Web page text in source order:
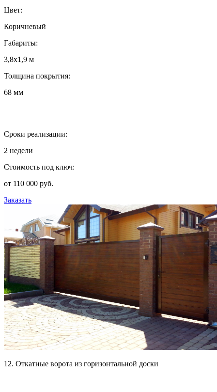
Цвет:
Коричневый
Габариты:
3,8х1,9 м
Толщина покрытия:
68 мм
Сроки реализации:
2 недели
Стоимость под ключ:
от 110 000 руб.
Заказать
12. Откатные ворота из горизонтальной доски